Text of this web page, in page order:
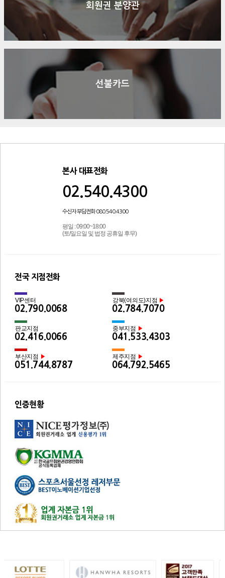
회원권 분양관
선불카드
본사 대표전화
02.540.4300
수신자 부담전화 080.540.4300
평일 : 09:00~18:00
(토/일요일 및 법정 공휴일 후무)
전국 지점전화
VIP센터
02.790.0068
강북(여의도)지점 ▶
02.784.7070
판교지점
02.416.0066
중부지점 ▶
041.533.4303
부산지점 ▶
051.744.8787
제주지점 ▶
064.792.5465
인증현황